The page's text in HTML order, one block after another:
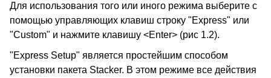
Для использования того или иного режима выберите с
помощью управляющих клавиш строку "Express" или
"Custom" и нажмите клавишу <Enter> (рис 1.2).
"Express Setup" является простейшим способом
установки пакета Stacker. В этом режиме все действия